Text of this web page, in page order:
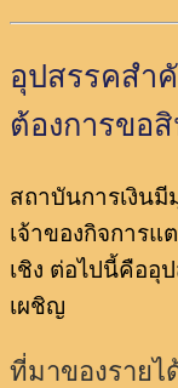
อุปสรรคสำ
ต้องการขอ
สถาบันการเงินมี
เจ้าของกิจการแ
เชิง ต่อไปนี้คืออุ
เผชิญ
ที่มาของรายไ